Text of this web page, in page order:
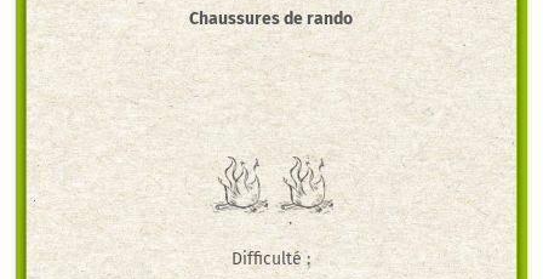
Chaussures de rando
Difficulté :